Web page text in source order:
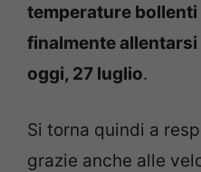
temperature
finalmente
oggi, 27 luglio.
Si torna quindi a
grazie anche alle